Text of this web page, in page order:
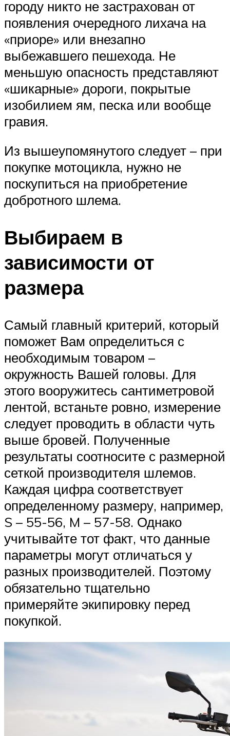
городу никто не застрахован от
появления очередного лихача на
«приоре» или внезапно
выбежавшего пешехода. Не
меньшую опасность представляют
«шикарные» дороги, покрытые
изобилием ям, песка или вообще
гравия.
Из вышеупомянутого следует – при
покупке мотоцикла, нужно не
поскупиться на приобретение
добротного шлема.
Выбираем в
зависимости от
размера
Самый главный критерий, который
поможет Вам определиться с
необходимым товаром –
окружность Вашей головы. Для
этого вооружитесь сантиметровой
лентой, встаньте ровно, измерение
следует проводить в области чуть
выше бровей. Полученные
результаты соотносите с размерной
сеткой производителя шлемов.
Каждая цифра соответствует
определенному размеру, например,
S – 55-56, M – 57-58. Однако
учитывайте тот факт, что данные
параметры могут отличаться у
разных производителей. Поэтому
обязательно тщательно
примеряйте экипировку перед
покупкой.